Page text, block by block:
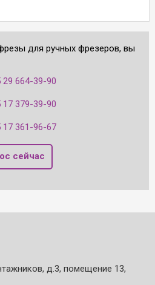
для ручных фрезеров, вы
29 664-39-90
17 379-39-90
17 361-96-67
сейчас
д.3, помещение 13,